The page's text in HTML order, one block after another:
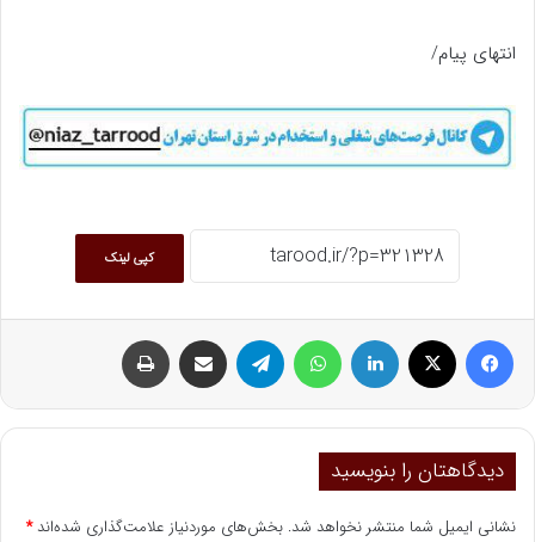
انتهای پیام/
کپی لینک
ایکس
دیدگاهتان را بنویسید
نشانی ایمیل شما منتشر نخواهد شد. بخش‌های موردنیاز علامت‌گذاری شده‌اند*